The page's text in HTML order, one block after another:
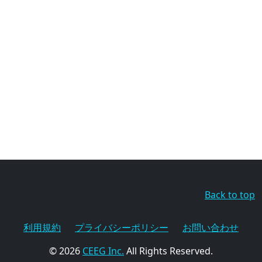
Back to top
利用規約 プライバシーポリシー
お問い合わせ
© 2026 CEEG Inc. All Rights Reserved.